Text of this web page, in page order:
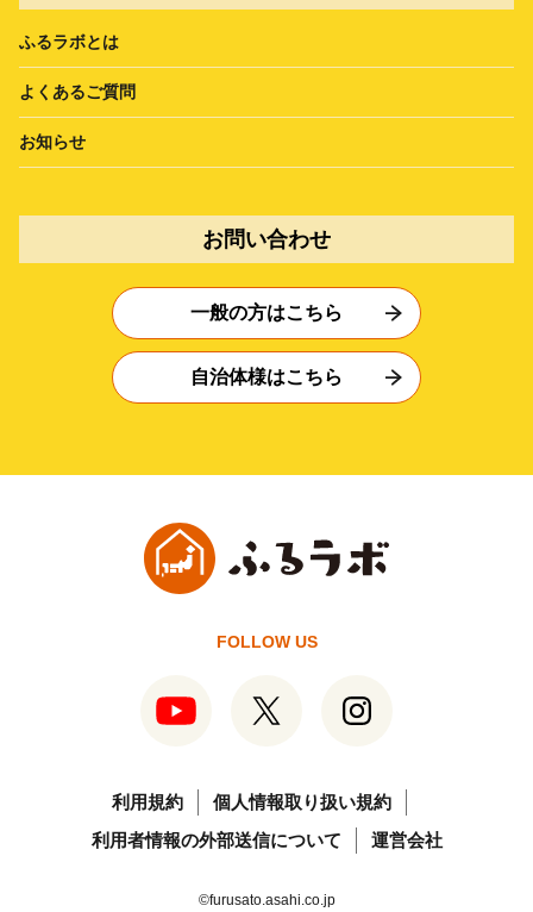
ふるラボとは
よくあるご質問
お知らせ
お問い合わせ
一般の方はこちら
自治体様はこちら
FOLLOW US
利用規約
個人情報取り扱い規約
利用者情報の外部送信について
運営会社
©furusato.asahi.co.jp